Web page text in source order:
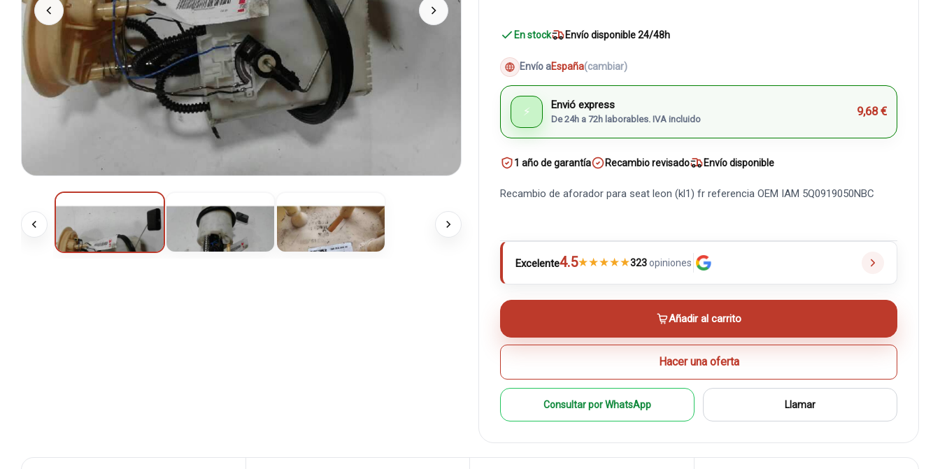
En stock Envío disponible 24/48h
Envío aEspaña(cambiar)
⚡ Envió express
De 24h a 72h laborables. IVA incluido
9,68 €
1 año de garantía Recambio revisado Envío disponible
Recambio de aforador para seat leon (kl1) fr referencia OEM IAM 5Q0919050NBC
Excelente4.5★★★★★323opiniones
Añadir al carrito
Hacer una oferta
Consultar por WhatsApp Llamar